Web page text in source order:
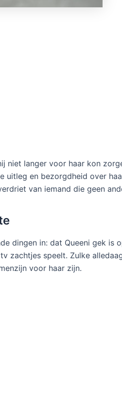
niet langer voor haar kon
en bezorgdheid over
van iemand die geen
dingen in: dat Queeni gek is
zachtjes speelt. Zulke
voor haar zijn.